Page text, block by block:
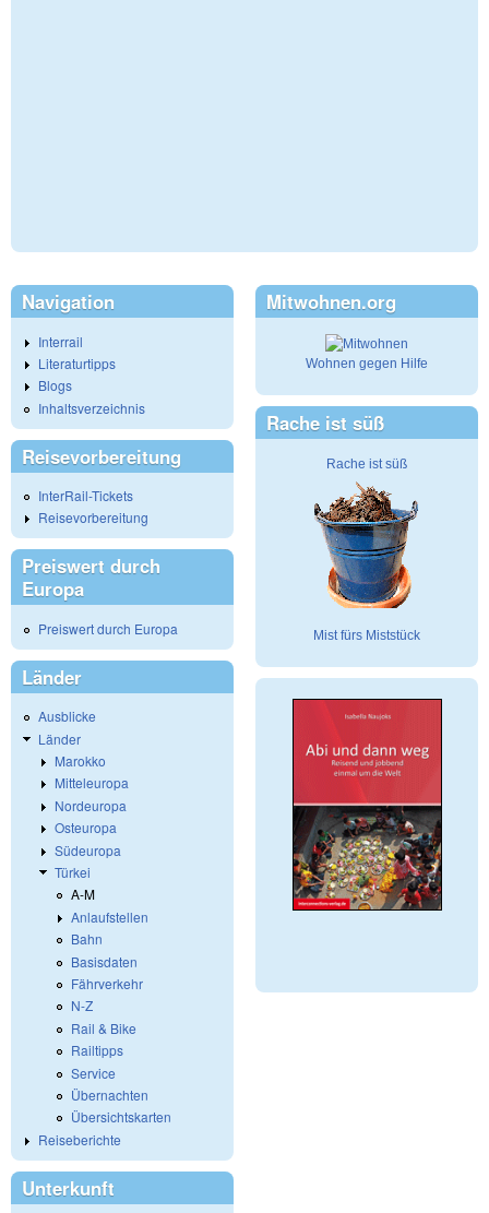
Navigation
Interrail
Literaturtipps
Blogs
Inhaltsverzeichnis
Reisevorbereitung
InterRail-Tickets
Reisevorbereitung
Preiswert durch
Europa
Preiswert durch Europa
Länder
Ausblicke
Länder
Marokko
Mitteleuropa
Nordeuropa
Osteuropa
Südeuropa
Türkei
A-M
Anlaufstellen
Bahn
Basisdaten
Fährverkehr
N-Z
Rail & Bike
Railtipps
Service
Übernachten
Übersichtskarten
Reiseberichte
Unterkunft
Mitwohnen.org
Wohnen gegen Hilfe
Rache ist süß
Rache ist süß
Mist fürs Miststück